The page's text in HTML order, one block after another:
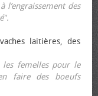
l’engraissement des
laitières, des
femelles pour le
faire des bœufs